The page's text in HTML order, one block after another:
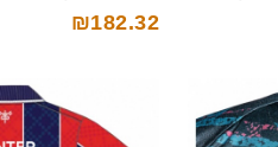
קצרה
₪182.32